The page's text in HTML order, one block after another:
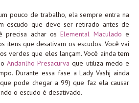
pouco de trabalho, ela sempre entra na
escudo que deve ser retirado antes de
precisa achar osElemental Maculado e
itens que desativam os escudos. Você vai
verdes que eles lançam. Você ainda tem
Andarilho Presacurva que utiliza medo e
Durante essa fase a Lady Vashj ainda
pode chegar a 99) que faz ela causar
o escudo é desativado.